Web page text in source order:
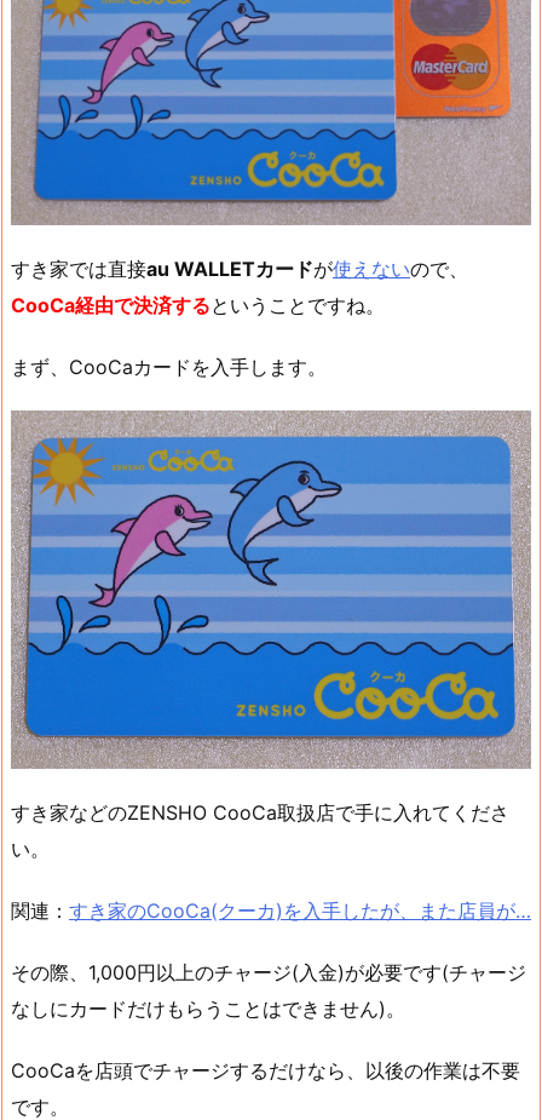
すき家では直接au WALLETカードが使えないので、
CooCa経由で決済するということですね。
まず、CooCaカードを入手します。
すき家などのZENSHO CooCa取扱店で手に入れてくださ
い。
関連： すき家のCooCa(クーカ)を入手したが、また店員が…
その際、1,000円以上のチャージ(入金)が必要です(チャージ
なしにカードだけもらうことはできません)。
CooCaを店頭でチャージするだけなら、以後の作業は不要
です。